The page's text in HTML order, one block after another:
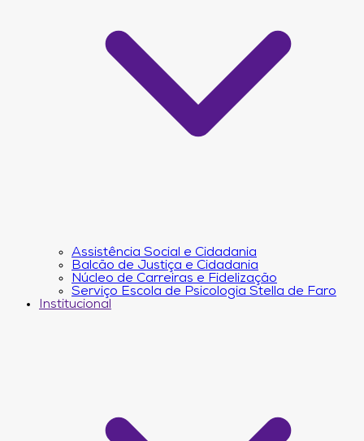
Assistência Social e Cidadania
Balcão de Justiça e Cidadania
Núcleo de Carreiras e Fidelização
Serviço Escola de Psicologia Stella de Faro
Institucional